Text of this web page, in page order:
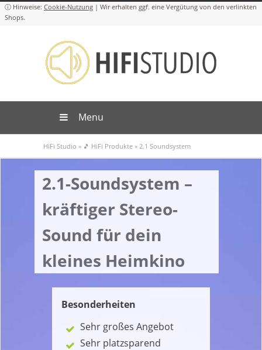
Cookie-Nutzung
Menu
HiFi Studio » 🎵 HiFi Produkte » 2.1 Soundsystem
2.1-Soundsystem –
kräftiger Stereo-
Sound für dein
kleines Heimkino
Besonderheiten
Sehr großes Angebot
Sehr platzsparend